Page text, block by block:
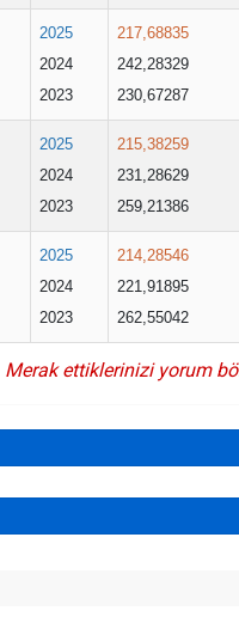
2025
2024
2023
217,68835
242,28329
230,67287
2025
2024
2023
215,38259
231,28629
259,21386
2025
2024
2023
214,28546
221,91895
262,55042
Merak ettiklerinizi yorum